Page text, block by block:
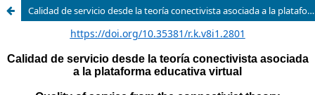
Calidad de servicio desde la teoría conectivista asociada a la plataforma educativa virtual